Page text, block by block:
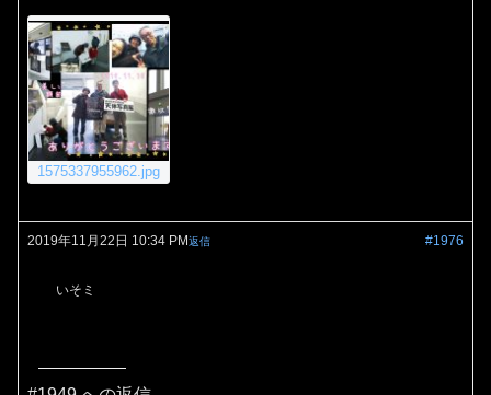
1575337955962.jpg
2019年11月22日 10:34 PM #1976
返信
いそミ